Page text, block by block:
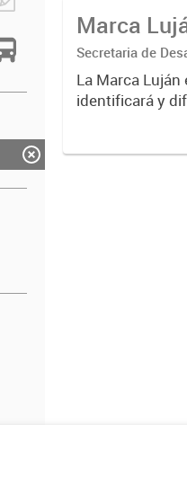
Marca
Secretaria de
La Marca
identificará y